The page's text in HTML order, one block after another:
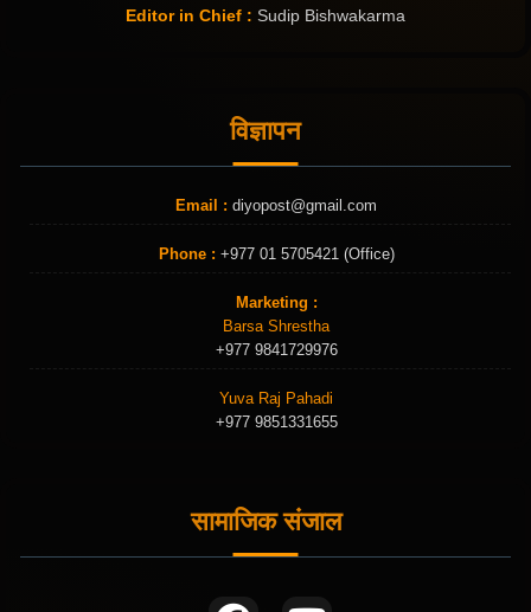
Editor in Chief : Sudip Bishwakarma
विज्ञापन
Email : diyopost@gmail.com
Phone : +977 01 5705421 (Office)
Marketing :
Barsa Shrestha
+977 9841729976
Yuva Raj Pahadi
+977 9851331655
सामाजिक संजाल